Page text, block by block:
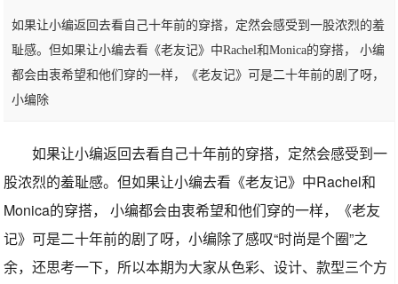
如果让小编返回去看自己十年前的穿搭，定然会感受到一股浓烈的羞
耻感。但如果让小编去看《老友记》中Rachel和Monica的穿搭， 小编
都会由衷希望和他们穿的一样，《老友记》可是二十年前的剧了呀，
小编除
如果让小编返回去看自己十年前的穿搭，定然会感受到一
股浓烈的羞耻感。但如果让小编去看《老友记》中Rachel和
Monica的穿搭， 小编都会由衷希望和他们穿的一样，《老友
记》可是二十年前的剧了呀，小编除了感叹“时尚是个圈”之
余，还思考一下，所以本期为大家从色彩、设计、款型三个方